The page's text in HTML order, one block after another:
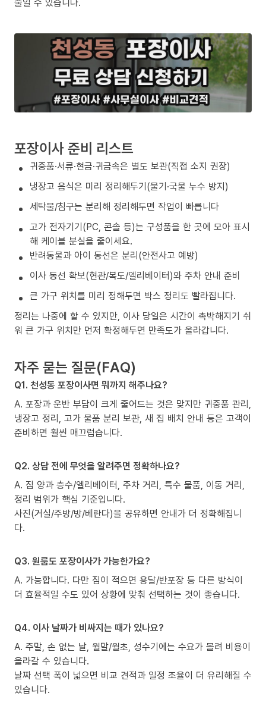
포장이사 준비 리스트
귀중품·서류·현금·귀금속은 별도 보관(직접 소지 권장)
냉장고 음식은 미리 정리해두기(물기·국물 누수 방지)
세탁물/침구는 분리해 정리해두면 작업이 빠릅니다
고가 전자기기(PC, 콘솔 등)는 구성품을 한 곳에 모아 표시
해 케이블 분실을 줄이세요.
반려동물과 아이 동선은 분리(안전사고 예방)
이사 동선 확보(현관/복도/엘리베이터)와 주차 안내 준비
큰 가구 위치를 미리 정해두면 박스 정리도 빨라집니다.
정리는 나중에 할 수 있지만, 이사 당일은 시간이 촉박해지기 쉬
워 큰 가구 위치만 먼저 확정해두면 만족도가 올라갑니다.
자주 묻는 질문(FAQ)
Q1. 천성동 포장이사면 뭐까지 해주나요?
A. 포장과 운반 부담이 크게 줄어드는 것은 맞지만 귀중품 관리,
냉장고 정리, 고가 물품 분리 보관, 새 집 배치 안내 등은 고객이
준비하면 훨씬 매끄럽습니다.
Q2. 상담 전에 무엇을 알려주면 정확하나요?
A. 짐 양과 층수/엘리베이터, 주차 거리, 특수 물품, 이동 거리,
정리 범위가 핵심 기준입니다.
사진(거실/주방/방/베란다)을 공유하면 안내가 더 정확해집니
다.
Q3. 원룸도 포장이사가 가능한가요?
A. 가능합니다. 다만 짐이 적으면 용달/반포장 등 다른 방식이
더 효율적일 수도 있어 상황에 맞춰 선택하는 것이 좋습니다.
Q4. 이사 날짜가 비싸지는 때가 있나요?
A. 주말, 손 없는 날, 월말/월초, 성수기에는 수요가 몰려 비용이
올라갈 수 있습니다.
날짜 선택 폭이 넓으면 비교 견적과 일정 조율이 더 유리해질 수
있습니다.